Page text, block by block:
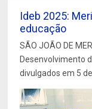
Ideb 2025:
educação
SÃO JOÃO DE
Desenvolvimento
divulgados em 5